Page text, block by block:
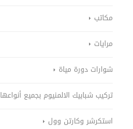
مكاتب
مرايات
شوارات دورة مياة
تركيب شبابيك الالمنيوم بجميع أنواعها
استكرشر وكارتن وول